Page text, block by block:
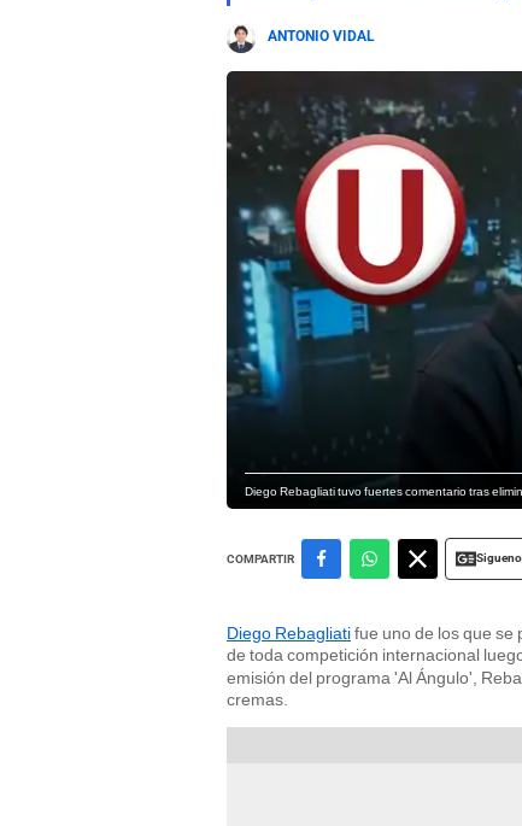
ANTONIO VIDAL
Diego Rebagliati tuvo fuertes comentario tras
COMPARTIR
Diego Rebagliatifue uno de los que se
de toda competición internacional
emisión del programa 'Al Ángulo',
cremas.